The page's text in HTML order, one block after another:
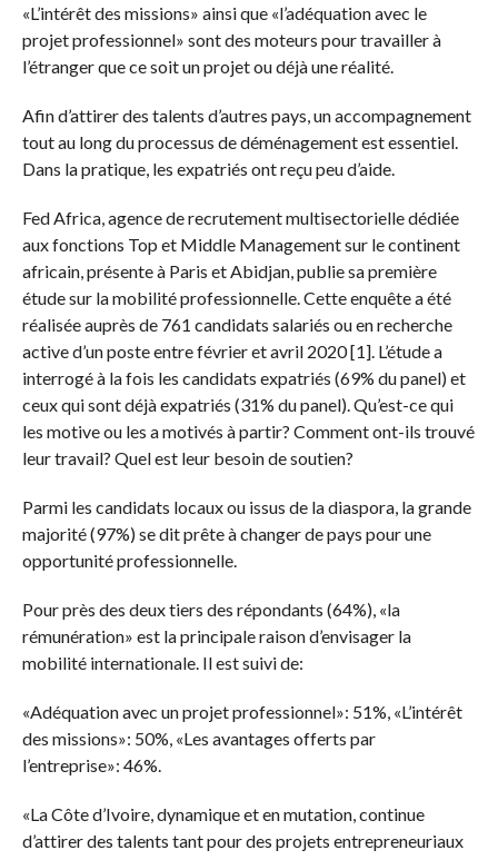
«L’intérêt des missions» ainsi que «l’adéquation avec le
projet professionnel» sont des moteurs pour travailler à
l’étranger que ce soit un projet ou déjà une réalité.
Afin d’attirer des talents d’autres pays, un accompagnement
tout au long du processus de déménagement est essentiel.
Dans la pratique, les expatriés ont reçu peu d’aide.
Fed Africa, agence de recrutement multisectorielle dédiée
aux fonctions Top et Middle Management sur le continent
africain, présente à Paris et Abidjan, publie sa première
étude sur la mobilité professionnelle. Cette enquête a été
réalisée auprès de 761 candidats salariés ou en recherche
active d’un poste entre février et avril 2020 [1]. L’étude a
interrogé à la fois les candidats expatriés (69% du panel) et
ceux qui sont déjà expatriés (31% du panel). Qu’est-ce qui
les motive ou les a motivés à partir? Comment ont-ils trouvé
leur travail? Quel est leur besoin de soutien?
Parmi les candidats locaux ou issus de la diaspora, la grande
majorité (97%) se dit prête à changer de pays pour une
opportunité professionnelle.
Pour près des deux tiers des répondants (64%), «la
rémunération» est la principale raison d’envisager la
mobilité internationale. Il est suivi de:
«Adéquation avec un projet professionnel»: 51%, «L’intérêt
des missions»: 50%, «Les avantages offerts par
l’entreprise»: 46%.
«La Côte d’Ivoire, dynamique et en mutation, continue
d’attirer des talents tant pour des projets entrepreneuriaux